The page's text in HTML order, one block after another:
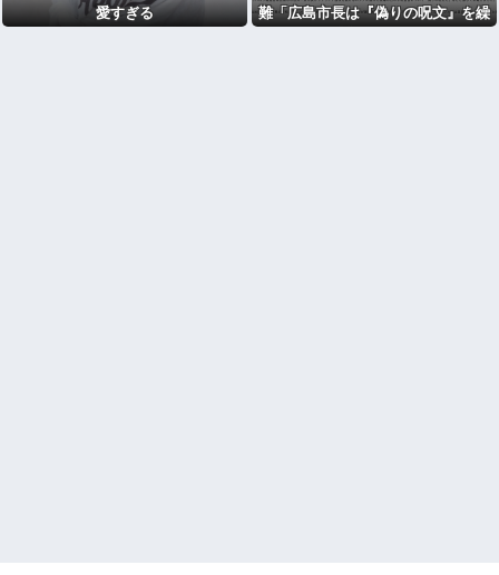
愛すぎる
難「広島市長は『偽りの呪文』を繰